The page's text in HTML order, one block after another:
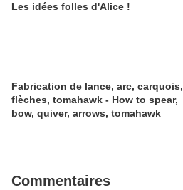
Les idées folles d'Alice !
Fabrication de lance, arc, carquois,
flèches, tomahawk - How to spear,
bow, quiver, arrows, tomahawk
Commentaires